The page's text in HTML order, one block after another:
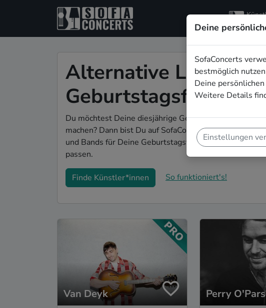
Alternative Live-
Geburtstagsfeier in
Du möchtest Deine diesjährige Geburtstagsfeier in
machen? Dann bist Du auf SofaConcerts genau
und Bands für Deine Geburtstagsfeier in Kassel, die
passen.
Finde Künstler*innen So funktioniert's!
Van Deyk Perry
Deine
SofaConcerts
bestmöglich
Deine
Weitere Details
Einstellungen